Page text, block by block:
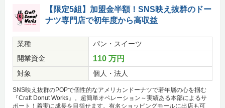
【限定5組】加盟金半額！SNS映え抜群のドー
ナツ専門店で初年度から高収益
業種
パン・スイーツ
開業資金
110 万円
対象 個人・法人
SNS映え抜群のPOPで個性的なアメリカンドーナツで若年層の心を掴む
『Craft Donut Works』。超簡単オペレーション～実績ある本部によるサ
ポート！着実に成長を目指せます。有名ショッピングモールに出店も可